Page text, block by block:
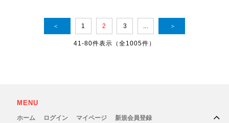
＜ 1 2 3 ... ＞
41-80件表示（全1005件）
MENU
ホーム ログイン マイページ
新規会員登録